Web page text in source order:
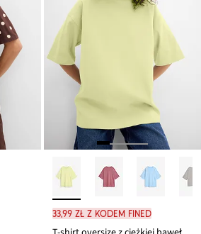
33,99 zł z kodem FINED